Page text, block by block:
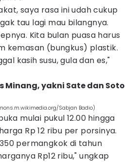
saya rasa ini udah cukup
tau lagi mau bilangnya.
Kita bulan puasa harus
kemasan (bungkus) plastik.
kasih susu, gula dan es,"
Minang, yakni Sate dan Soto
Sabjan Badio)
mulai pukul 12.00 hingga
Rp 12 ribu per porsinya.
permangkok di tahun
Rp12 ribu," ungkap